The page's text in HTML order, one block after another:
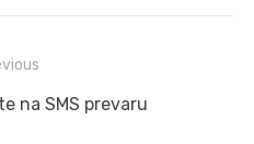
na SMS prevaru